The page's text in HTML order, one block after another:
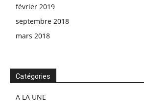
février 2019
septembre 2018
mars 2018
Catégories
A LA UNE